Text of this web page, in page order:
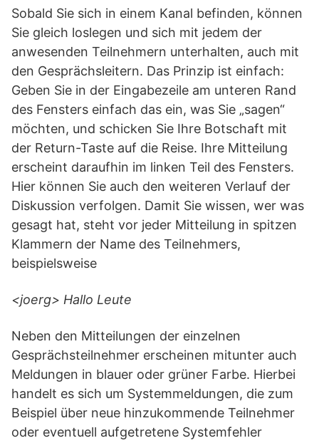
Sobald Sie sich in einem Kanal befinden, können
Sie gleich loslegen und sich mit jedem der
anwesenden Teilnehmern unterhalten, auch mit
den Gesprächsleitern. Das Prinzip ist einfach:
Geben Sie in der Eingabezeile am unteren Rand
des Fensters einfach das ein, was Sie „sagen“
möchten, und schicken Sie Ihre Botschaft mit
der Return-Taste auf die Reise. Ihre Mitteilung
erscheint daraufhin im linken Teil des Fensters.
Hier können Sie auch den weiteren Verlauf der
Diskussion verfolgen. Damit Sie wissen, wer was
gesagt hat, steht vor jeder Mitteilung in spitzen
Klammern der Name des Teilnehmers,
beispielsweise
<joerg> Hallo Leute
Neben den Mitteilungen der einzelnen
Gesprächsteilnehmer erscheinen mitunter auch
Meldungen in blauer oder grüner Farbe. Hierbei
handelt es sich um Systemmeldungen, die zum
Beispiel über neue hinzukommende Teilnehmer
oder eventuell aufgetretene Systemfehler